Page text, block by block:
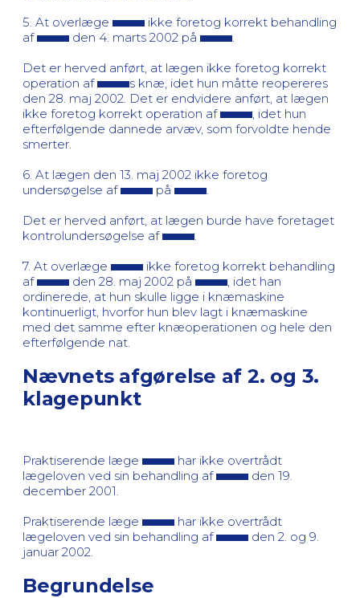
5. At overlæge
ikke foretog korrekt behandling
af
den 4. marts 2002 på
Det er herved anført, at lægen ikke foretog korrekt
operation af
s knæ, idet hun måtte reopereres
den 28. maj 2002. Det er endvidere anført, at lægen
ikke foretog korrekt operation af
, idet hun
efterfølgende dannede arvæv, som forvoldte hende
smerter.
6. At lægen den 13. maj 2002 ikke foretog
undersøgelse af
på
Det er herved anført, at lægen burde have foretaget
kontrolundersøgelse af
7. At overlæge
ikke foretog korrekt behandling
af
den 28. maj 2002 på
, idet han
ordinerede, at hun skulle ligge i knæmaskine
kontinuerligt, hvorfor hun blev lagt i knæmaskine
med det samme efter knæoperationen og hele den
efterfølgende nat.
Nævnets afgørelse af 2. og 3.
klagepunkt
Praktiserende læge
har ikke overtrådt
lægeloven ved sin behandling af
den 19.
december 2001.
Praktiserende læge
har ikke overtrådt
lægeloven ved sin behandling af
den 2. og 9.
januar 2002.
Begrundelse